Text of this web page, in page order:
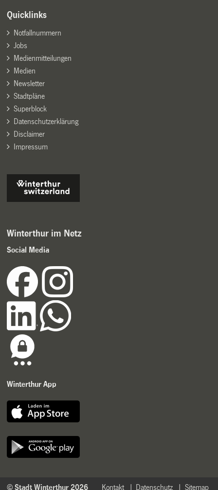
Quicklinks
Notfallnummern
Jobs
Medienmitteilungen
Medien
Newsletter
Stadtpläne
Superblock
Datenschutzerklärung
Disclaimer
Impressum
Winterthur im Netz
Social Media
Winterthur App
Sitemap
Datenschutz
Kontakt
© Stadt Winterthur 2026